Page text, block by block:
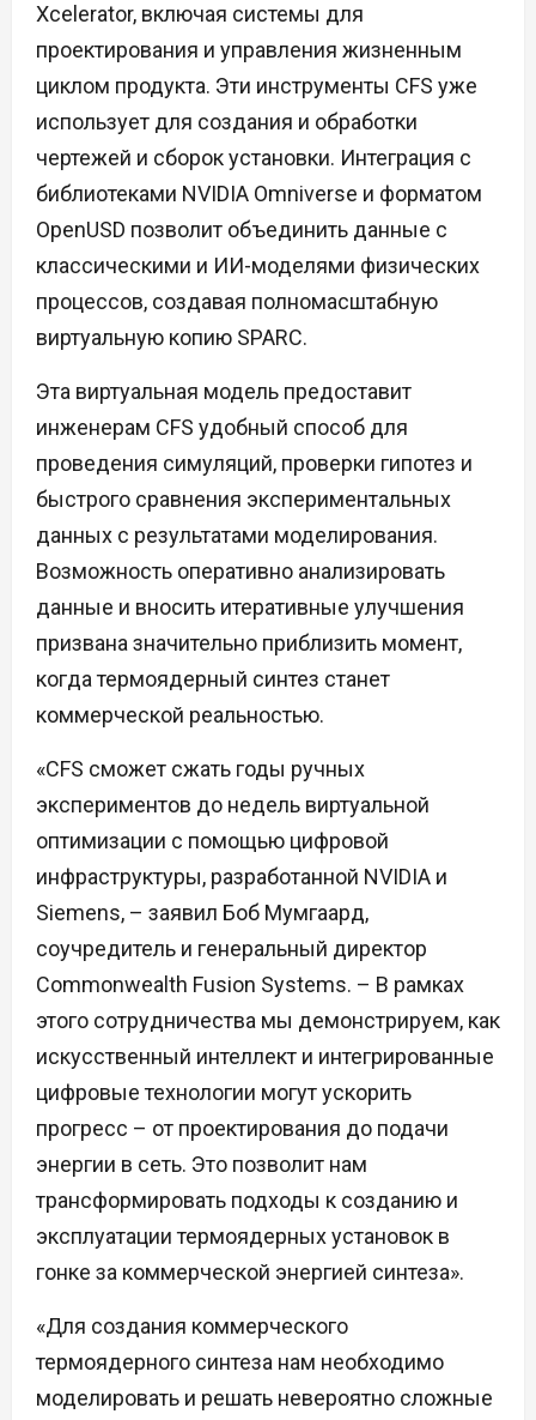
Xcelerator, включая системы для
проектирования и управления жизненным
циклом продукта. Эти инструменты CFS уже
использует для создания и обработки
чертежей и сборок установки. Интеграция с
библиотеками NVIDIA Omniverse и форматом
OpenUSD позволит объединить данные с
классическими и ИИ-моделями физических
процессов, создавая полномасштабную
виртуальную копию SPARC.
Эта виртуальная модель предоставит
инженерам CFS удобный способ для
проведения симуляций, проверки гипотез и
быстрого сравнения экспериментальных
данных с результатами моделирования.
Возможность оперативно анализировать
данные и вносить итеративные улучшения
призвана значительно приблизить момент,
когда термоядерный синтез станет
коммерческой реальностью.
«CFS сможет сжать годы ручных
экспериментов до недель виртуальной
оптимизации с помощью цифровой
инфраструктуры, разработанной NVIDIA и
Siemens, – заявил Боб Мумгаард,
соучредитель и генеральный директор
Commonwealth Fusion Systems. – В рамках
этого сотрудничества мы демонстрируем, как
искусственный интеллект и интегрированные
цифровые технологии могут ускорить
прогресс – от проектирования до подачи
энергии в сеть. Это позволит нам
трансформировать подходы к созданию и
эксплуатации термоядерных установок в
гонке за коммерческой энергией синтеза».
«Для создания коммерческого
термоядерного синтеза нам необходимо
моделировать и решать невероятно сложные